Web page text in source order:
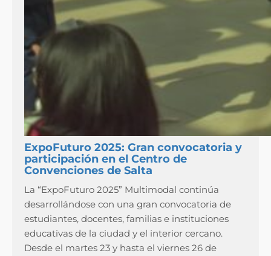
ExpoFuturo 2025: Gran convocatoria y
participación en el Centro de
Convenciones de Salta
La “ExpoFuturo 2025” Multimodal continúa
desarrollándose con una gran convocatoria de
estudiantes, docentes, familias e instituciones
educativas de la ciudad y el interior cercano.
Desde el martes 23 y hasta el viernes 26 de